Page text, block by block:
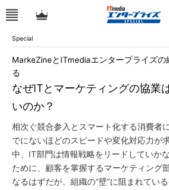
Special
なぜITとマーケティングの協業
いのか？
MarkeZineとITmediaエンタープライズの
る
相次ぐ競合参入とスマート化する消費者
でにないほどのスピードや変化対応力が
中、IT部門は情報戦略をリードしていか
ために、顧客を掌握するマーケティング
なるはずだが、組織の“壁”に阻まれてい